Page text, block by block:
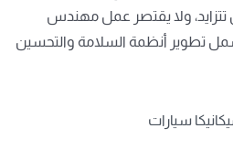
تتزايد، ولا يقتصر عمل مهندس
تطوير أنظمة السلامة والتحسين
سيارات